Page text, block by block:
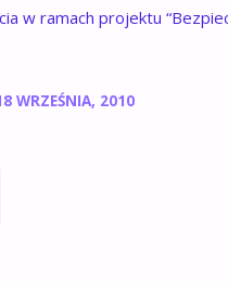
w ramach projektu
WRZEŚNIA, 2010